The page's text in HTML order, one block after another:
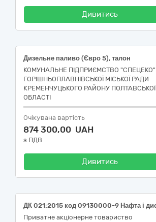
Дивитись
Дизельне паливо (Євро 5), талон
КОМУНАЛЬНЕ ПІДПРИЄМСТВО "СПЕЦЕКО"
ГОРІШНЬОПЛАВНІВСЬКОЇ МІСЬКОЇ РАДИ
КРЕМЕНЧУЦЬКОГО РАЙОНУ ПОЛТАВСЬКОЇ
ОБЛАСТІ
Очікувана вартість
874 300,00 UAH
з ПДВ
Дивитись
Приватне акціонерне товариство